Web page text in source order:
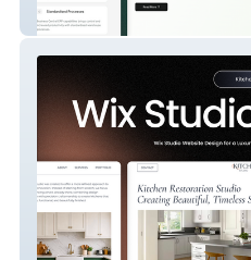
Wix Studio Website Re-design